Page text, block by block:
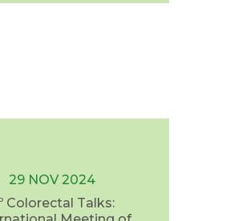
29 NOV 2024
Colorectal Talks: